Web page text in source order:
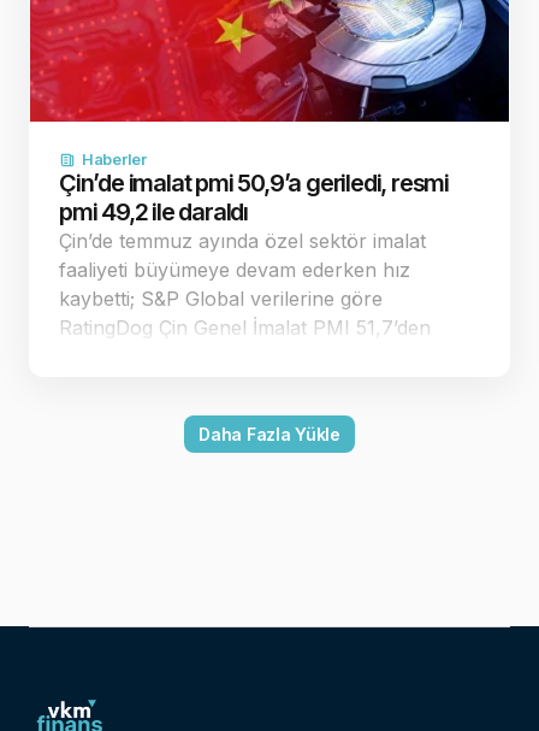
Haberler
Çin’de imalat pmi 50,9’a geriledi, resmi
pmi 49,2 ile daraldı
Çin’de temmuz ayında özel sektör imalat
faaliyeti büyümeye devam ederken hız
kaybetti; S&P Global verilerine göre
RatingDog Çin Genel İmalat PMI 51,7’den
döndü. Çin’in özel sektör imalat pmi
temmuzda 50,9’a…Daha Fazla Yükle